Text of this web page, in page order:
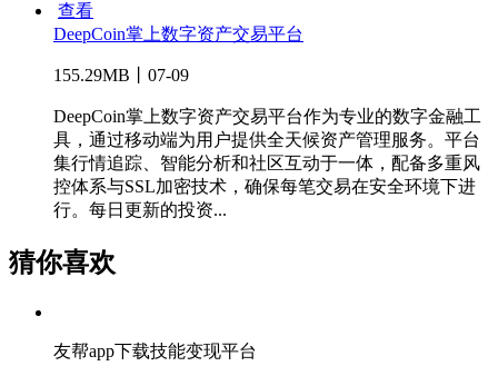
查看
DeepCoin掌上数字资产交易平台
155.29MB丨07-09
DeepCoin掌上数字资产交易平台作为专业的数字金融工
具，通过移动端为用户提供全天候资产管理服务。平台
集行情追踪、智能分析和社区互动于一体，配备多重风
控体系与SSL加密技术，确保每笔交易在安全环境下进
行。每日更新的投资...
猜你喜欢
友帮app下载技能变现平台